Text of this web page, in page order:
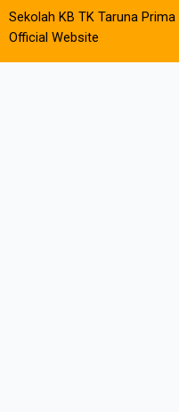
Sekolah KB TK Taruna Prima
Official Website